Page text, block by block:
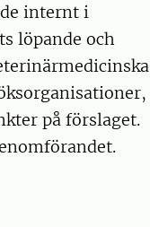
internt i
löpande och
på förslaget.